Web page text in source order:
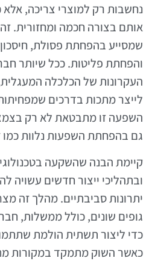
נחשבות רק למוצרי צריכה,
אותם בצורה חכמה ומחזורית.
שמסייע בהפחתת פסולת,
והפחתת פליטות. ככל שיותר
העקרונות של הכלכלה
לייצר מתכות בדרכים
השפעה זו מתבטאת לא רק
גם בהפחתת השפעות נלוות כמו
קיימת הבנה שהשקעה
ובתהליכי ייצור חדשים עשויה
יתרונות סביבתיים. מהלך זה
גופים שונים, כולל ממשלות,
כדי ליצור תשתית הולמת
כאשר השוק מתמקד במקורות